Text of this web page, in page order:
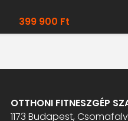
399 900 Ft
OTTHONI FITNESZGÉP
1173 Budapest,